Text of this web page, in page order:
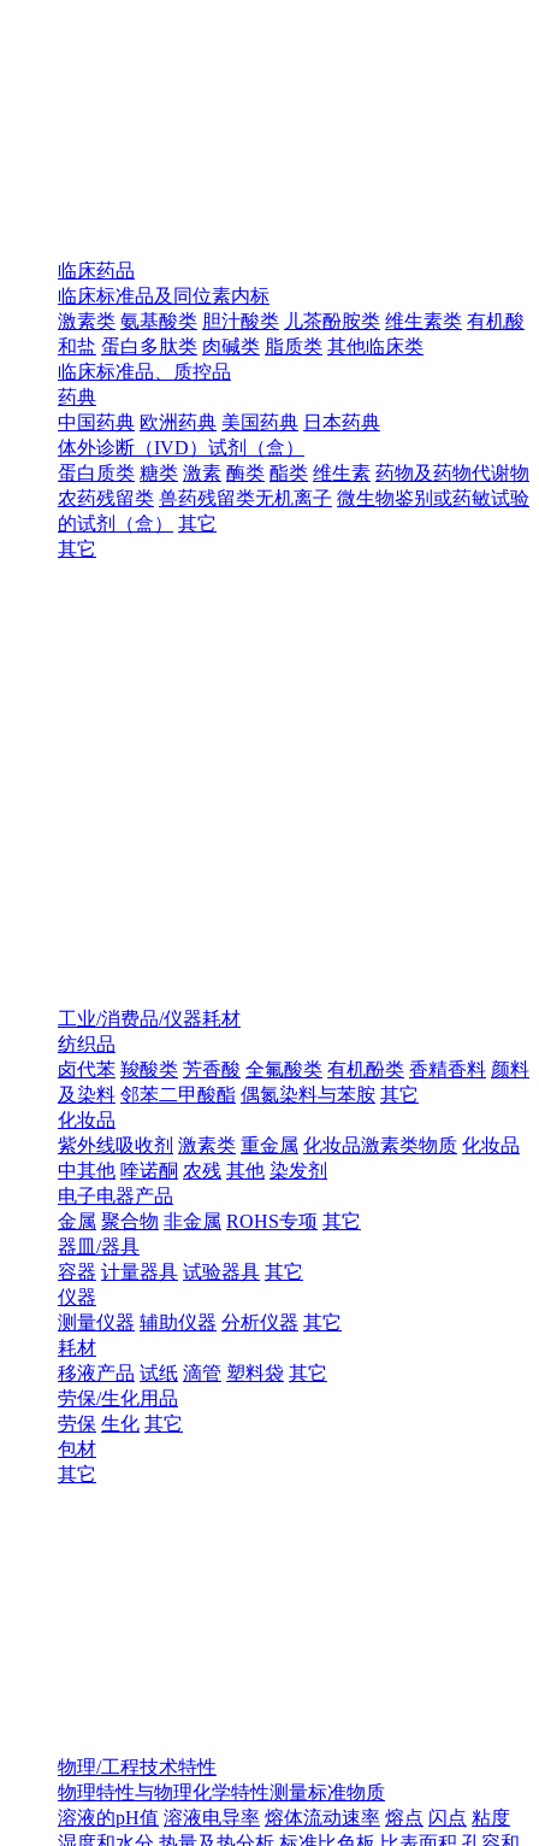
临床药品
临床标准品及同位素内标
激素类 氨基酸类 胆汁酸类 儿茶酚胺类 维生素类 有机酸
和盐 蛋白多肽类 肉碱类 脂质类 其他临床类
临床标准品、质控品
药典
中国药典 欧洲药典 美国药典 日本药典
体外诊断（IVD）试剂（盒）
蛋白质类 糖类 激素 酶类 酯类 维生素 药物及药物代谢物
农药残留类 兽药残留类无机离子 微生物鉴别或药敏试验
的试剂（盒）
其它
其它
工业/消费品/仪器耗材
纺织品
卤代苯 羧酸类 芳香酸 全氟酸类 有机酚类 香精香料 颜料
及染料 邻苯二甲酸酯 偶氮染料与苯胺 其它
化妆品
紫外线吸收剂 激素类 重金属 化妆品激素类物质 化妆品
中其他 喹诺酮 农残 其他 染发剂
电子电器产品
金属 聚合物 非金属 ROHS专项 其它
器皿/器具
容器 计量器具 试验器具 其它
仪器
测量仪器 辅助仪器 分析仪器 其它
耗材
移液产品 试纸 滴管 塑料袋 其它
劳保/生化用品
劳保 生化 其它
包材
其它
物理/工程技术特性
物理特性与物理化学特性测量标准物质
溶液的pH值 溶液电导率 熔体流动速率 熔点 闪点 粘度